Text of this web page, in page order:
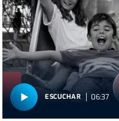
ESCUCHAR 06:37